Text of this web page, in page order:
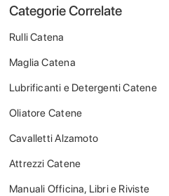
Categorie Correlate
Rulli Catena
Maglia Catena
Lubrificanti e Detergenti Catene
Oliatore Catene
Cavalletti Alzamoto
Attrezzi Catene
Manuali Officina, Libri e Riviste